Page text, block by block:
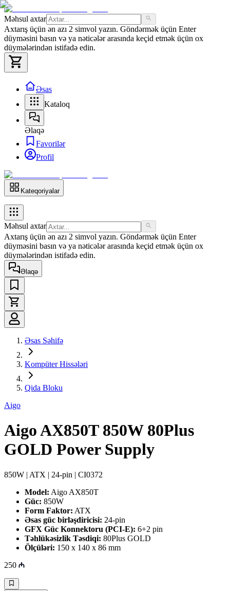
Məhsul axtar
Axtarış üçün ən azı 2 simvol yazın. Göndərmək üçün Enter
düyməsini basın və ya nəticələr arasında keçid etmək üçün ox
düymələrindən istifadə edin.
Əsas
Kataloq
Əlaqə
Favorilər
Profil
Kateqoriyalar
Məhsul axtar
Axtarış üçün ən azı 2 simvol yazın. Göndərmək üçün Enter
düyməsini basın və ya nəticələr arasında keçid etmək üçün ox
düymələrindən istifadə edin.
Əlaqə
Əsas Səhifə
Kompüter Hissələri
Qida Bloku
Aigo
Aigo AX850T 850W 80Plus
GOLD Power Supply
850W | ATX | 24-pin | CI0372
Model: Aigo AX850T
Güc: 850W
Form Faktor: ATX
Əsas güc birləşdiricisi: 24-pin
GFX Güc Konnektoru (PCI-E): 6+2 pin
Təhlükəsizlik Təsdiqi: 80Plus GOLD
Ölçüləri: 150 x 140 x 86 mm
250